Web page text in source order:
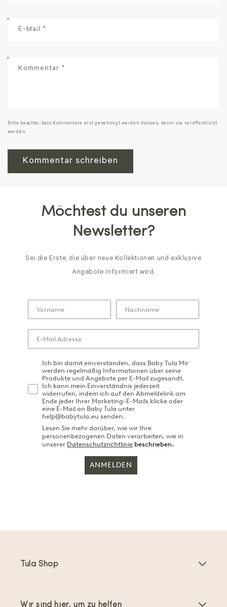
E-Mail *
Kommentar *
Bitte beachte, dass Kommentare erst genehmigt werden müssen, bevor sie veröffentlicht
werden.
Möchtest du unseren
Newsletter?
Sei die Erste, die über neue Kollektionen und exklusive
Angebote informiert wird.
Ich bin damit einverstanden, dass Baby Tula Mir
werden regelmäßig Informationen über seine
Produkte und Angebote per E-Mail zugesandt.
Ich kann mein Einverständnis jederzeit
widerrufen, indem ich auf den Abmeldelink am
Ende jeder Ihrer Marketing-E-Mails klicke oder
eine E-Mail an Baby Tula unter
help@babytula.eu senden.
Lesen Sie mehr darüber, wie wir Ihre
personenbezogenen Daten verarbeiten, wie in
unserer Datenschutzrichtlinie beschrieben.
ANMELDEN
Tula Shop
Wir sind hier, um zu helfen